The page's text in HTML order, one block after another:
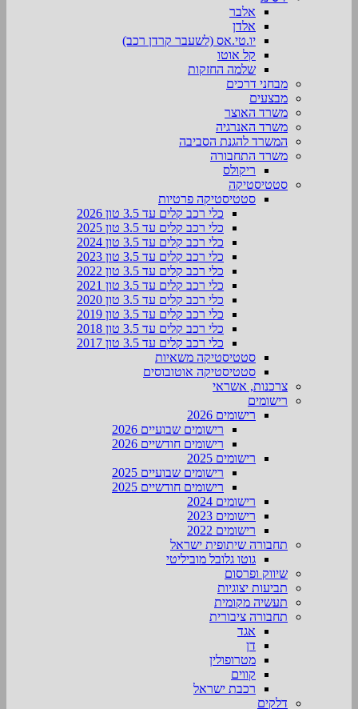
אלבר
אלדן
יו.טי.אס (לשעבר קרדן רכב)
קל אוטו
שלמה החזקות
מבחני דרכים
מבצעים
משרד האוצר
משרד האנרגיה
המשרד להגנת הסביבה
משרד התחבורה
ריקולס
סטטיסטיקה
סטטיסטיקה פרטיות
כלי רכב קלים עד 3.5 טון 2026
כלי רכב קלים עד 3.5 טון 2025
כלי רכב קלים עד 3.5 טון 2024
כלי רכב קלים עד 3.5 טון 2023
כלי רכב קלים עד 3.5 טון 2022
כלי רכב קלים עד 3.5 טון 2021
כלי רכב קלים עד 3.5 טון 2020
כלי רכב קלים עד 3.5 טון 2019
כלי רכב קלים עד 3.5 טון 2018
כלי רכב קלים עד 3.5 טון 2017
סטטיסטיקה משאיות
סטטיסטיקה אוטובוסים
צרכנות, אשראי
רישומים
רישומים 2026
רישומים שבועיים 2026
רישומים חודשיים 2026
רישומים 2025
רישומים שבועיים 2025
רישומים חודשיים 2025
רישומים 2024
רישומים 2023
רישומים 2022
תחבורה שיתופית ישראל
גוטו גלובל מוביליטי
שיווק ופרסום
תביעות יצוגיות
תעשיה מקומית
תחבורה ציבורית
אגד
דן
מטרופולין
קווים
רכבת ישראל
דלקים